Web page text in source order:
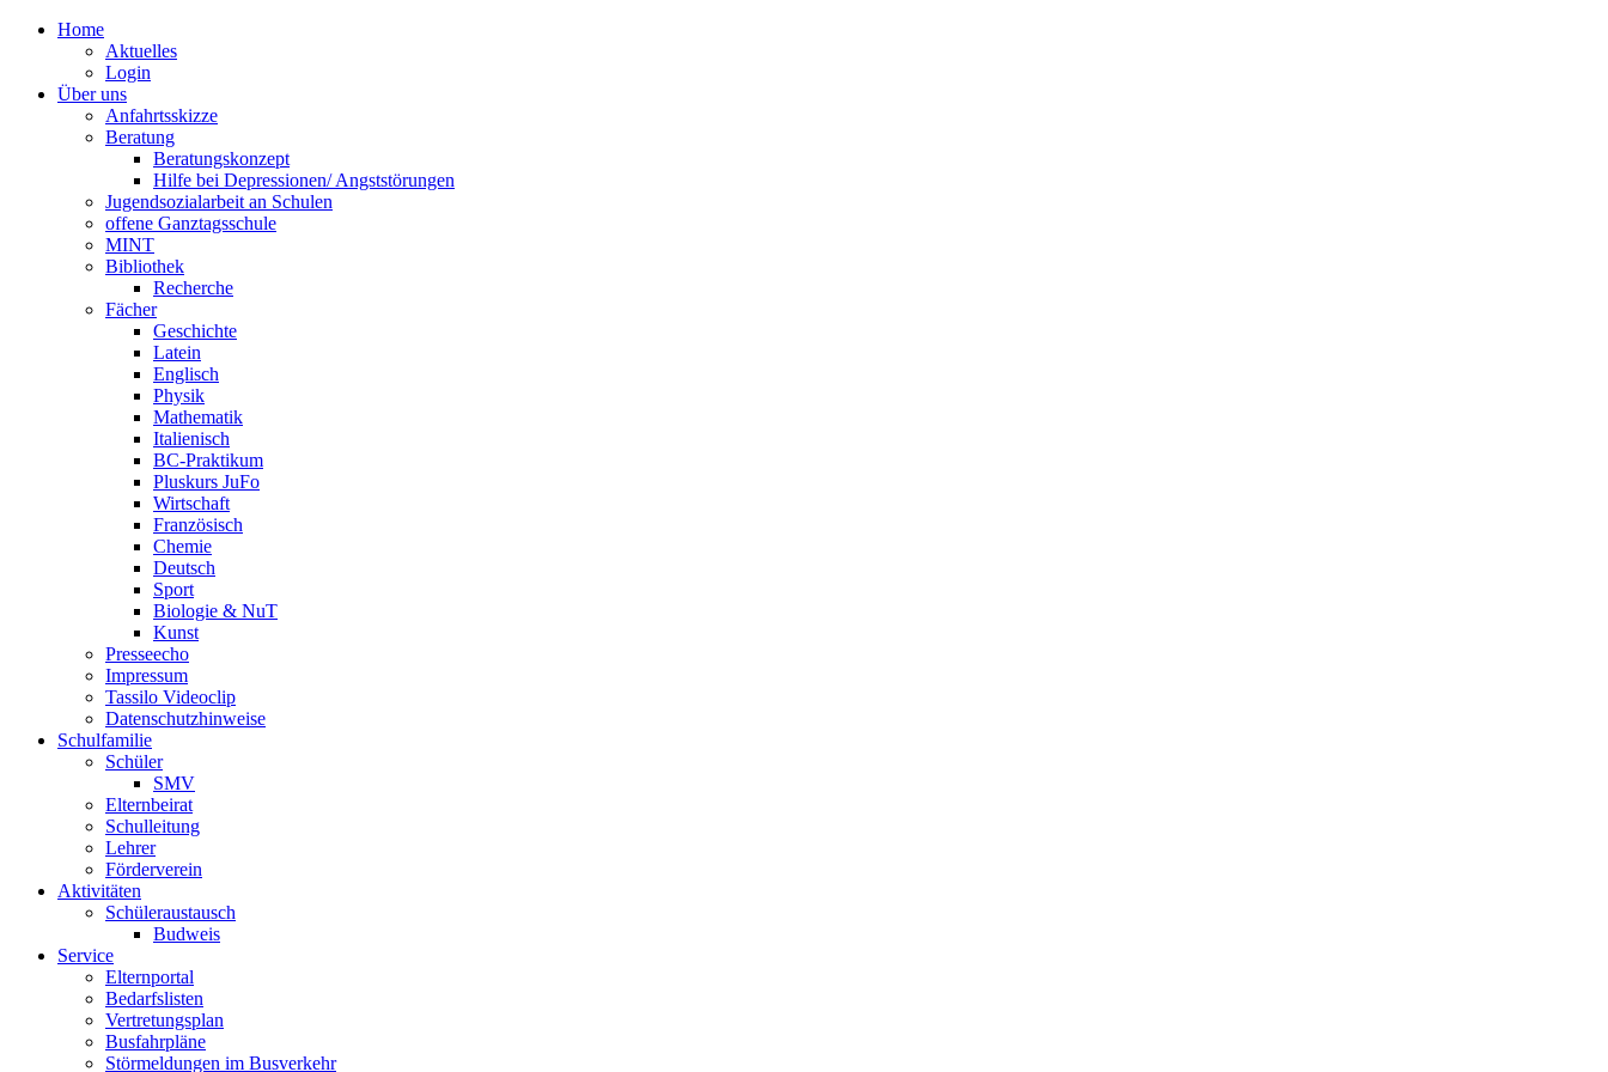
Home
Aktuelles
Login
Über uns
Anfahrtsskizze
Beratung
Beratungskonzept
Hilfe bei Depressionen/ Angststörungen
Jugendsozialarbeit an Schulen
offene Ganztagsschule
MINT
Bibliothek
Recherche
Fächer
Geschichte
Latein
Englisch
Physik
Mathematik
Italienisch
BC-Praktikum
Pluskurs JuFo
Wirtschaft
Französisch
Chemie
Deutsch
Sport
Biologie & NuT
Kunst
Presseecho
Impressum
Tassilo Videoclip
Datenschutzhinweise
Schulfamilie
Schüler
SMV
Elternbeirat
Schulleitung
Lehrer
Förderverein
Aktivitäten
Schüleraustausch
Budweis
Service
Elternportal
Bedarfslisten
Vertretungsplan
Busfahrpläne
Störmeldungen im Busverkehr